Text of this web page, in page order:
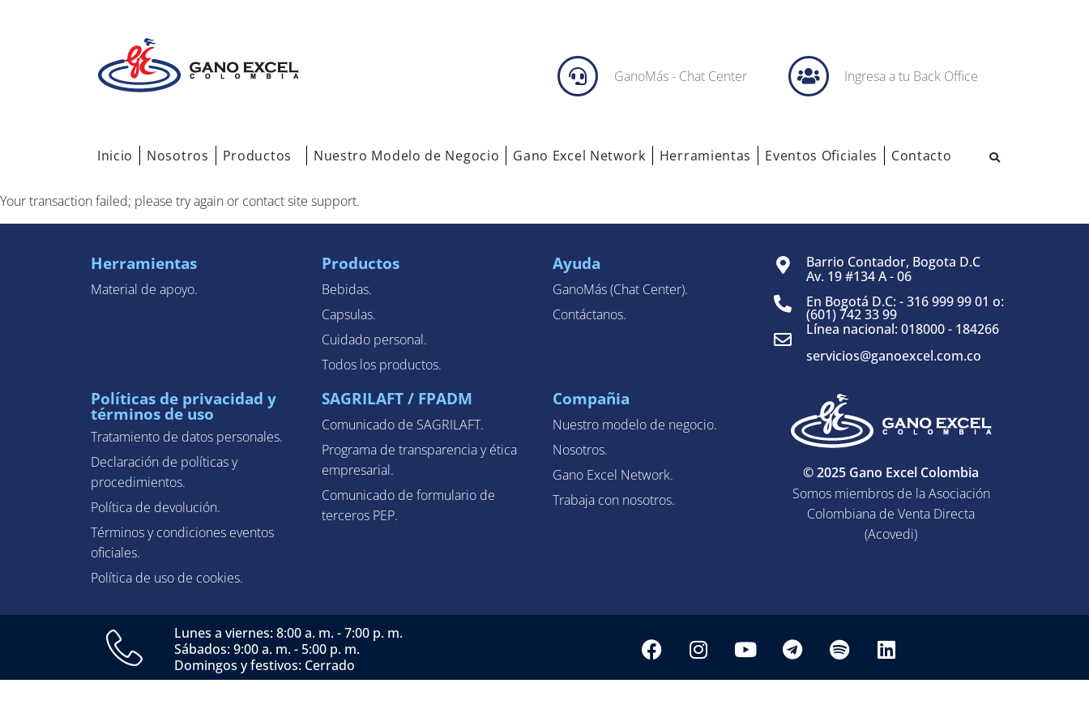
GanoMás - Chat Center Ingresa a tu Back Office
Inicio Nosotros Productos Nuestro Modelo de Negocio Gano Excel Network Herramientas Eventos Oficiales Contacto
Your transaction failed; please try again or contact site support.
Herramientas
Material de apoyo.
Productos
Bebidas.
Capsulas.
Cuidado personal.
Todos los productos.
Ayuda
GanoMás (Chat Center).
Contáctanos.
Barrio Contador, Bogota D.C
Av. 19 #134 A - 06
En Bogotá D.C: - 316 999 99 01 o:
(601) 742 33 99
Línea nacional: 018000 - 184266
servicios@ganoexcel.com.co
Políticas de privacidad y
términos de uso
Tratamiento de datos personales.
Declaración de políticas y
procedimientos.
Política de devolución.
Términos y condiciones eventos
oficiales.
Política de uso de cookies.
SAGRILAFT / FPADM
Comunicado de SAGRILAFT.
Programa de transparencia y ética
empresarial.
Comunicado de formulario de
terceros PEP.
Compañia
Nuestro modelo de negocio.
Nosotros.
Gano Excel Network.
Trabaja con nosotros.
© 2025 Gano Excel Colombia
Somos miembros de la Asociación
Colombiana de Venta Directa
(Acovedi)
Lunes a viernes: 8:00 a. m. - 7:00 p. m.
Sábados: 9:00 a. m. - 5:00 p. m.
Domingos y festivos: Cerrado